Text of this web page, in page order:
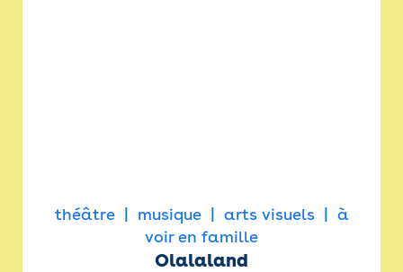
théâtre musique arts visuels
à
voir en famille
Olalaland